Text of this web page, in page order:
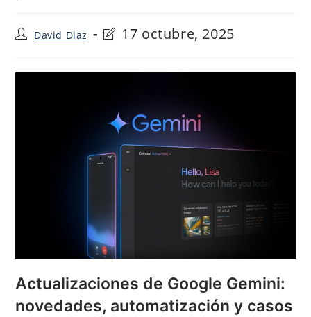
Autor
de
entrada:
David Diaz
Última
modificación
la
17 octubre, 2025
Actualizaciones de Google Gemini:
novedades, automatización y casos